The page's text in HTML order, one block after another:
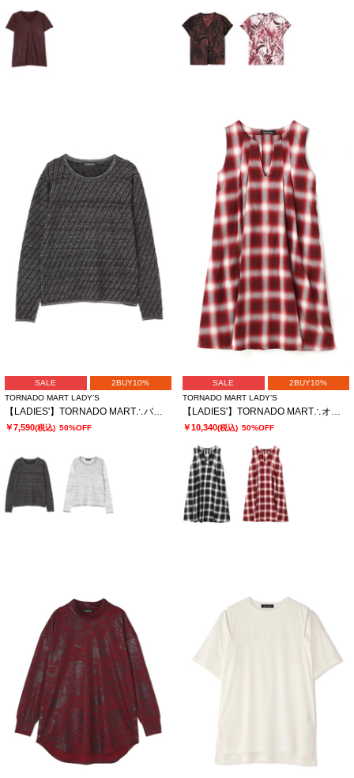
SALE
2BUY10%
TORNADO MART LADY’S
【LADIES'】TORNADO MART∴バイアスタッククルーネックニット
￥7,590(税込) 50%OFF
SALE
2BUY10%
TORNADO MART LADY’S
【LADIES'】TORNADO MART∴オンブレーチェックワンピース
￥10,340(税込) 50%OFF